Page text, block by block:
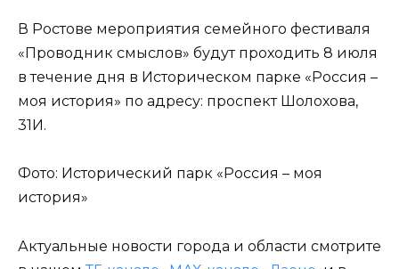
В Ростове мероприятия семейного фестиваля
«Проводник смыслов» будут проходить 8 июля
в течение дня в Историческом парке «Россия –
моя история» по адресу: проспект Шолохова,
31И.
Фото: Исторический парк «Россия – моя
история»
Актуальные новости города и области смотрите